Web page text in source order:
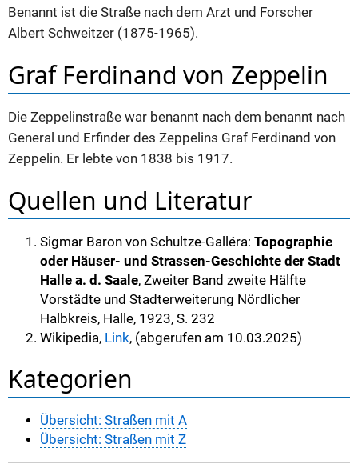
Benannt ist die Straße nach dem Arzt und Forscher
Albert Schweitzer (1875-1965).
Graf Ferdinand von Zeppelin
Die Zeppelinstraße war benannt nach dem benannt nach
General und Erfinder des Zeppelins Graf Ferdinand von
Zeppelin. Er lebte von 1838 bis 1917.
Quellen und Literatur
Sigmar Baron von Schultze-Galléra: Topographie
oder Häuser- und Strassen-Geschichte der Stadt
Halle a. d. Saale, Zweiter Band zweite Hälfte
Vorstädte und Stadterweiterung Nördlicher
Halbkreis, Halle, 1923, S. 232
Wikipedia, Link, (abgerufen am 10.03.2025)
Kategorien
Übersicht: Straßen mit A
Übersicht: Straßen mit Z